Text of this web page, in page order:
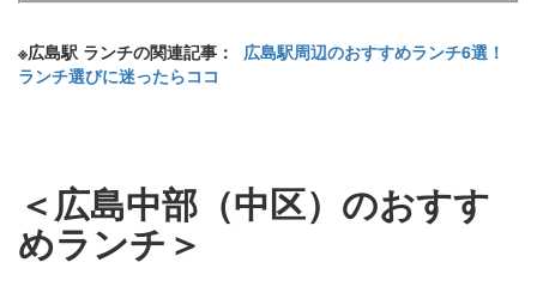
※広島駅 ランチの関連記事： 広島駅周辺のおすすめランチ6選！
ランチ選びに迷ったらココ
＜広島中部（中区）のおすす
めランチ＞